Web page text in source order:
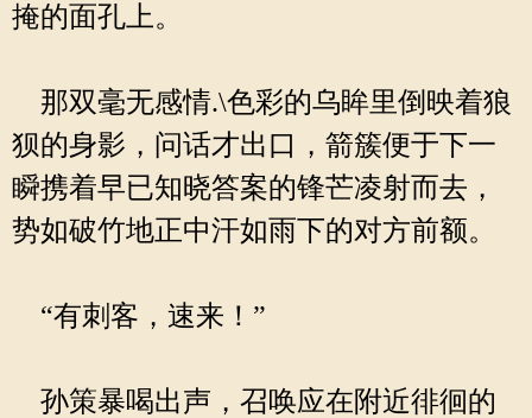
掩的面孔上。
那双毫无感情.\色彩的乌眸里倒映着狼
狈的身影，问话才出口，箭簇便于下一
瞬携着早已知晓答案的锋芒凌射而去，
势如破竹地正中汗如雨下的对方前额。
“有刺客，速来！”
孙策暴喝出声，召唤应在附近徘徊的